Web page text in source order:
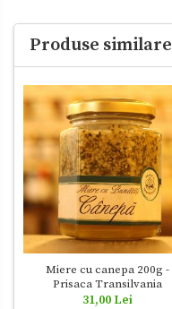
Produse similare
Miere cu canepa 200g -
Prisaca Transilvania
31,00 Lei